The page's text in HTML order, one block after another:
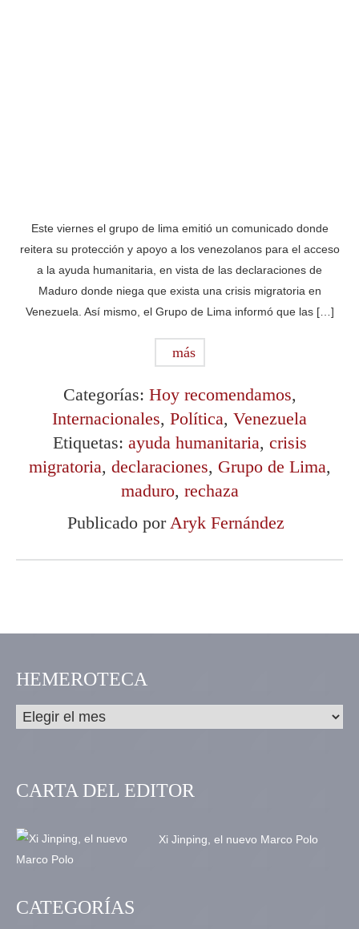
Este viernes el grupo de lima emitió un comunicado donde
reitera su protección y apoyo a los venezolanos para el acceso
a la ayuda humanitaria, en vista de las declaraciones de
Maduro donde niega que exista una crisis migratoria en
Venezuela. Así mismo, el Grupo de Lima informó que las […]
más
Categorías: Hoy recomendamos,
Internacionales, Política, Venezuela
Etiquetas: ayuda humanitaria, crisis
migratoria, declaraciones, Grupo de Lima,
maduro, rechaza
Publicado porAryk Fernández
HEMEROTECA
CARTA DEL EDITOR
Xi Jinping, el nuevo Marco Polo
CATEGORÍAS